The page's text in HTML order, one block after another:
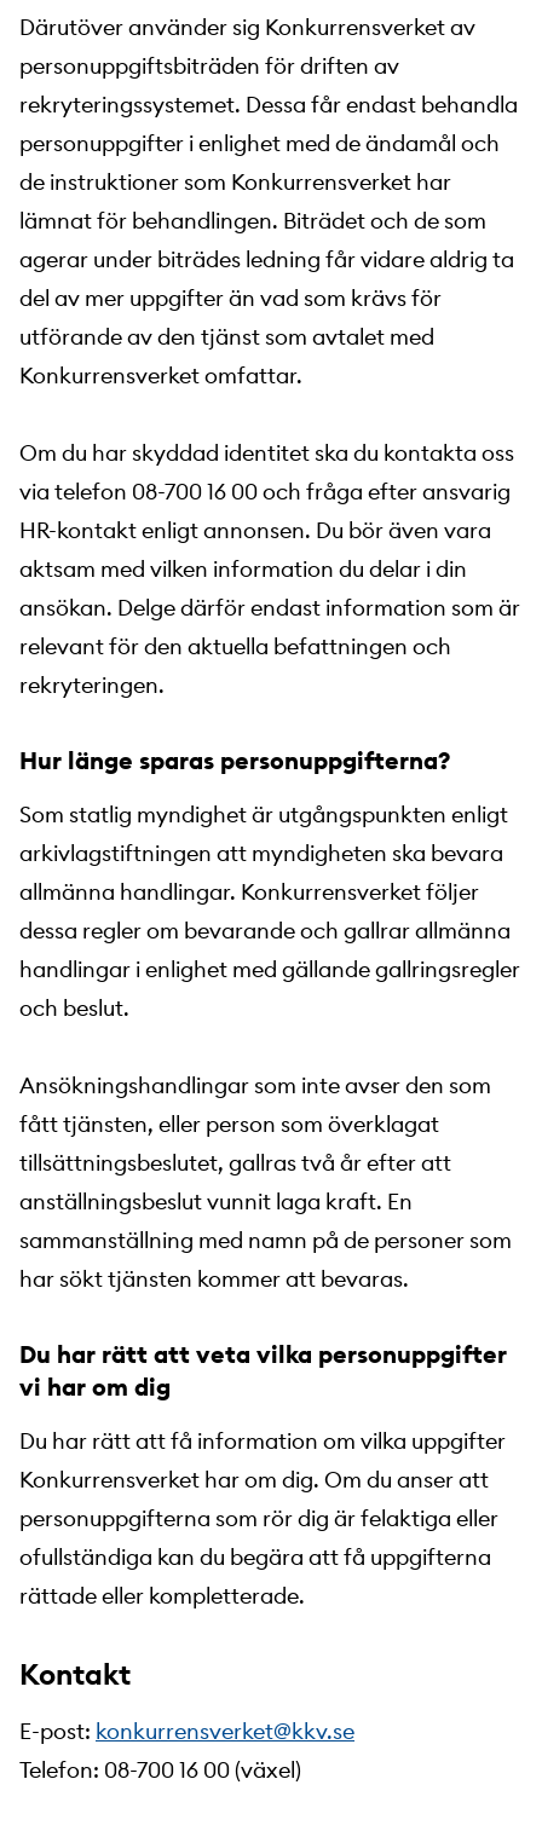
Därutöver använder sig Konkurrensverket av
personuppgiftsbiträden för driften av
rekryteringssystemet. Dessa får endast behandla
personuppgifter i enlighet med de ändamål och
de instruktioner som Konkurrensverket har
lämnat för behandlingen. Biträdet och de som
agerar under biträdes ledning får vidare aldrig ta
del av mer uppgifter än vad som krävs för
utförande av den tjänst som avtalet med
Konkurrensverket omfattar.
Om du har skyddad identitet ska du kontakta oss
via telefon 08-700 16 00 och fråga efter ansvarig
HR-kontakt enligt annonsen. Du bör även vara
aktsam med vilken information du delar i din
ansökan. Delge därför endast information som är
relevant för den aktuella befattningen och
rekryteringen.
Hur länge sparas personuppgifterna?
Som statlig myndighet är utgångspunkten enligt
arkivlagstiftningen att myndigheten ska bevara
allmänna handlingar. Konkurrensverket följer
dessa regler om bevarande och gallrar allmänna
handlingar i enlighet med gällande gallringsregler
och beslut.
Ansökningshandlingar som inte avser den som
fått tjänsten, eller person som överklagat
tillsättningsbeslutet, gallras två år efter att
anställningsbeslut vunnit laga kraft. En
sammanställning med namn på de personer som
har sökt tjänsten kommer att bevaras.
Du har rätt att veta vilka personuppgifter
vi har om dig
Du har rätt att få information om vilka uppgifter
Konkurrensverket har om dig. Om du anser att
personuppgifterna som rör dig är felaktiga eller
ofullständiga kan du begära att få uppgifterna
rättade eller kompletterade.
Kontakt
E-post: konkurrensverket@kkv.se
Telefon: 08-700 16 00 (växel)